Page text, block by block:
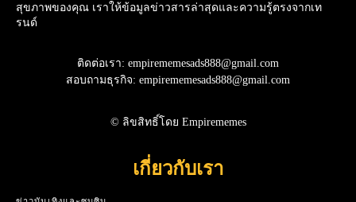
สุขภาพของคุณ เราให้ข้อมูลข่าวสารล่าสุดและความรู้ตรงจากเท
รนด์
ติดต่อเรา: empirememesads888@gmail.com
สอบถามธุรกิจ: empirememesads888@gmail.com
© ลิขสิทธิ์โดย Empirememes
เกี่ยวกับเรา